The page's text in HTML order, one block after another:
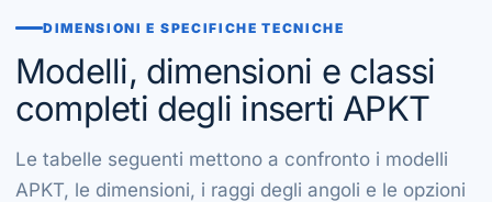
DIMENSIONI E SPECIFICHE TECNICHE
Modelli, dimensioni e classi
completi degli inserti APKT
Le tabelle seguenti mettono a confronto i modelli
APKT, le dimensioni, i raggi degli angoli e le opzioni